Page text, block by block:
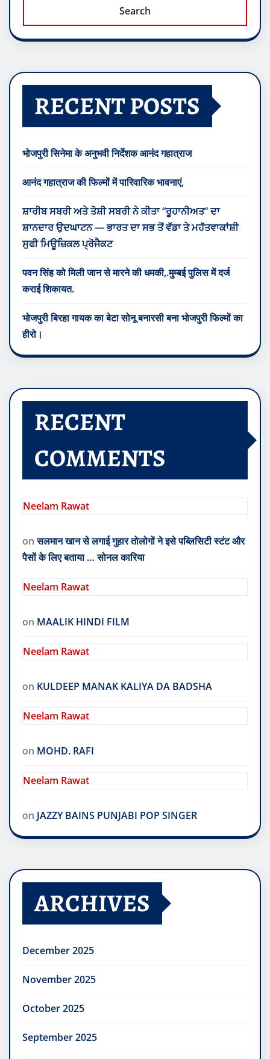
Search
RECENT POSTS
भोजपुरी सिनेमा के अनुभवी निर्देशक आनंद गहात्राज
आनंद गहात्राज की फिल्मों में पारिवारिक भावनाएं,
ਸ਼ਾਰੀਬ ਸਬਰੀ ਅਤੇ ਤੋਸ਼ੀ ਸਬਰੀ ਨੇ ਕੀਤਾ “ਰੂਹਾਨੀਅਤ” ਦਾ
ਸ਼ਾਨਦਾਰ ਉਦਘਾਟਨ — ਭਾਰਤ ਦਾ ਸਭ ਤੋਂ ਵੱਡਾ ਤੇ ਮਹੱਤਵਾਕਾਂਸ਼ੀ
ਸੁਫੀ ਮਿਊਜ਼ਿਕਲ ਪ੍ਰੋਜੈਕਟ
पवन सिंह को मिली जान से मारने की धमकी,.मुम्बई पुलिस में दर्ज
कराई शिकायत.
भोजपुरी बिरहा गायक का बेटा सोनू बनारसी बना भोजपुरी फिल्मों का
हीरो।
RECENT
COMMENTS
Neelam Rawat
onसलमान खान से लगाई गुहार तोलोगों ने इसे पब्लिसिटी स्टंट और
पैसों के लिए बताया … सोनल कारिया
Neelam Rawat
on MAALIK HINDI FILM
Neelam Rawat
on KULDEEP MANAK KALIYA DA BADSHA
Neelam Rawat
on MOHD. RAFI
Neelam Rawat
on JAZZY BAINS PUNJABI POP SINGER
ARCHIVES
December 2025
November 2025
October 2025
September 2025